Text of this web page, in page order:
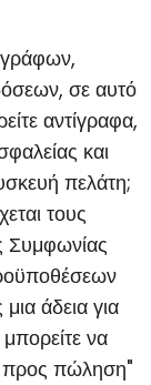
σε αυτό
αντίγραφα,
και
πελάτη;
τους
Συμφωνίας
άδεια για
να
προς πώληση"